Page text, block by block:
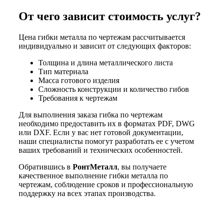
От чего зависит стоимость услуг?
Цена гибки металла по чертежам рассчитывается
индивидуально и зависит от следующих факторов:
Толщина и длина металлического листа
Тип материала
Масса готового изделия
Сложность конструкции и количество гибов
Требования к чертежам
Для выполнения заказа гибка по чертежам
необходимо предоставить их в форматах PDF, DWG
или DXF. Если у вас нет готовой документации,
наши специалисты помогут разработать ее с учетом
ваших требований и технических особенностей.
Обратившись в РонтМеталл, вы получаете
качественное выполнение гибки металла по
чертежам, соблюдение сроков и профессиональную
поддержку на всех этапах производства.